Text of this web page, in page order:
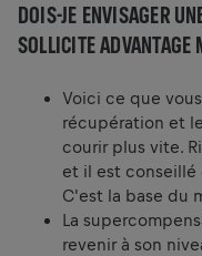
DOIS-JE ENVISAGER
SOLLICITE ADVANTAGE
Voici ce que
récupération et
courir plus vite.
et il est conseillé
C'est la base du
La
revenir à son